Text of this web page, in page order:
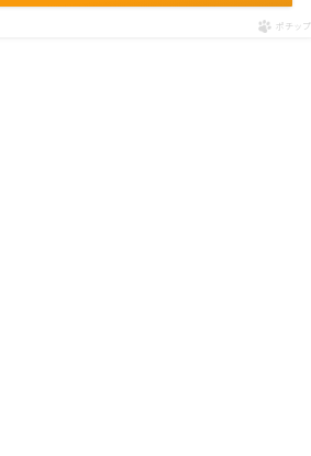
ポチップ